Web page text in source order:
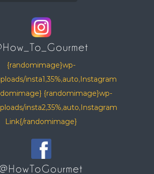
{randomimage}wp-
insta1,35%,auto,Instagram
{randomimage}wp-
insta2,35%,auto,Instagram
Link{/randomimage}